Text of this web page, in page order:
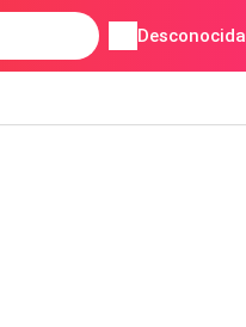
Desconocida